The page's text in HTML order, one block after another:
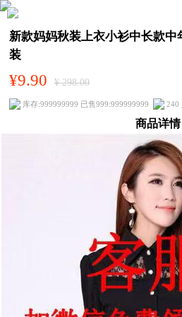
新款妈妈秋装上衣小衫中长款
装
¥9.90 ¥ 298.00
库存:999999999 已售999:999999999 240
商品详情